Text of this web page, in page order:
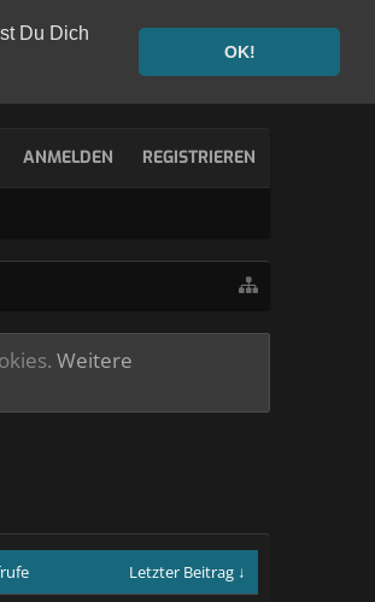
Du Dich
OK!
ANMELDEN REGISTRIEREN
Weitere
Letzter Beitrag ↓